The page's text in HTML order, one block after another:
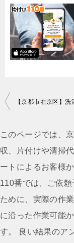
投
ナ
ビ
ゲ
ー
シ
ョ
ン
このページでは、
収、片付けや清掃
ートによるお客様
110番では、ご依頼
ために、実際の作
に沿った作業可能
す。 良い結果のア